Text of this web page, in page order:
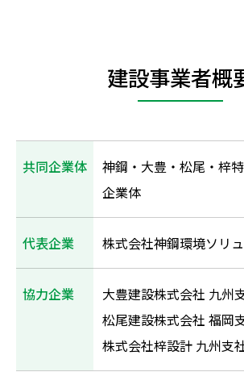
建設事業者概
共同企業体
神鋼・大豊・松尾・梓
企業体
代表企業 株式会社神鋼環境ソリ
協力企業
大豊建設株式会社 九州
松尾建設株式会社 福岡
株式会社梓設計 九州支